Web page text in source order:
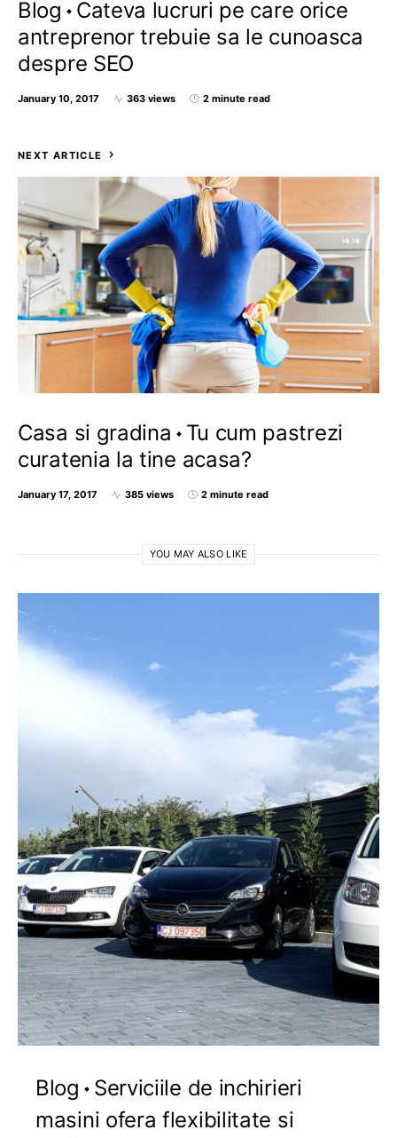
Blog
Cateva lucruri pe care orice
antreprenor trebuie sa le cunoasca
despre SEO
January 10, 2017 363 views 2 minute read
NEXT ARTICLE
Casa si gradina
Tu cum pastrezi
curatenia la tine acasa?
January 17, 2017 385 views 2 minute read
YOU MAY ALSO LIKE
Blog
Serviciile de inchirieri
masini ofera flexibilitate si